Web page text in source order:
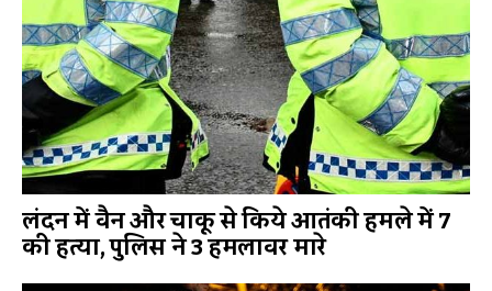
लंदन में वैन और चाकू से किये आतंकी हमले में 7
की हत्या, पुलिस ने 3 हमलावर मारे